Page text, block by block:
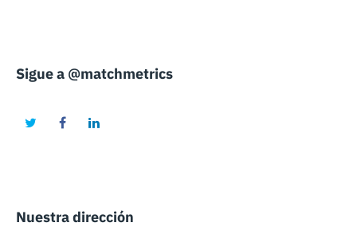
Sigue a @matchmetrics
Nuestra dirección